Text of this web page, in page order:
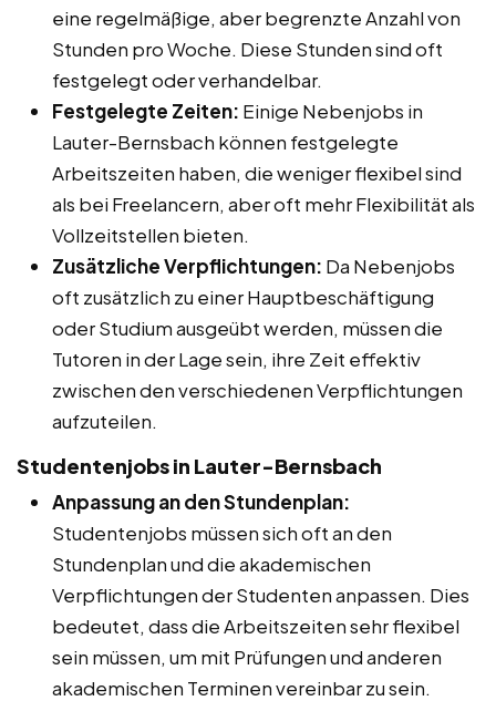
eine regelmäßige, aber begrenzte Anzahl von
Stunden pro Woche. Diese Stunden sind oft
festgelegt oder verhandelbar.
Festgelegte Zeiten: Einige Nebenjobs in
Lauter-Bernsbach können festgelegte
Arbeitszeiten haben, die weniger flexibel sind
als bei Freelancern, aber oft mehr Flexibilität als
Vollzeitstellen bieten.
Zusätzliche Verpflichtungen: Da Nebenjobs
oft zusätzlich zu einer Hauptbeschäftigung
oder Studium ausgeübt werden, müssen die
Tutoren in der Lage sein, ihre Zeit effektiv
zwischen den verschiedenen Verpflichtungen
aufzuteilen.
Studentenjobs in Lauter-Bernsbach
Anpassung an den Stundenplan:
Studentenjobs müssen sich oft an den
Stundenplan und die akademischen
Verpflichtungen der Studenten anpassen. Dies
bedeutet, dass die Arbeitszeiten sehr flexibel
sein müssen, um mit Prüfungen und anderen
akademischen Terminen vereinbar zu sein.